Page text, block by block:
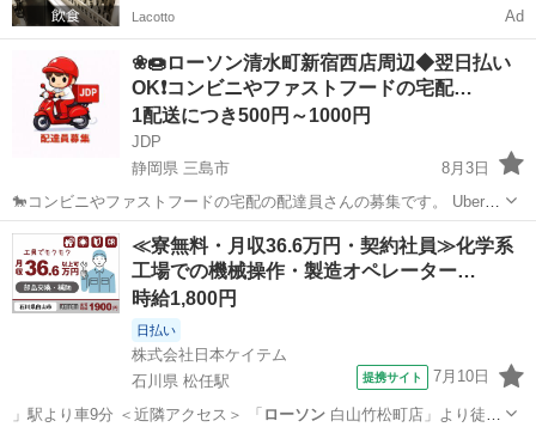
Lacotto Ad
❀🍩ローソン清水町新宿西店周辺◆翌日払い
OK❗️コンビニやファストフードの宅配…
1配送につき500円～1000円
JDP
静岡県 三島市
8月3日
🐎コンビニやファストフードの宅配の配達員さんの募集です。 Uber
eatsや出前館のように配達専用アプリを使用していただき、オファー
内容を確認していただいてから受ける受けないは自由となります。 配
達時の使用...
静岡 三島市 配送 ファストフード
≪寮無料・月収36.6万円・契約社員≫化学系
工場での機械操作・製造オペレーター…
時給1,800円
日払い
株式会社日本ケイテム
石川県 松任駅
提携サイト 7月10日
」駅より車9分 ＜近隣アクセス＞ 「 ローソン白山竹松町店」より徒歩